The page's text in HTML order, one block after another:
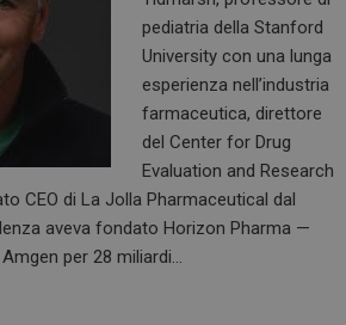
pediatria della Stanford
University con una lunga
esperienza nell’industria
farmaceutica, direttore
del Center for Drug
Evaluation and Research
CEO di La Jolla Pharmaceutical dal
aveva fondato Horizon Pharma —
per 28 miliardi…
www.dailyhealthindustry.it
settimane
2 giorni
CookieScript
www.dailyhealthindustry.it
5 mesi 3
settimane